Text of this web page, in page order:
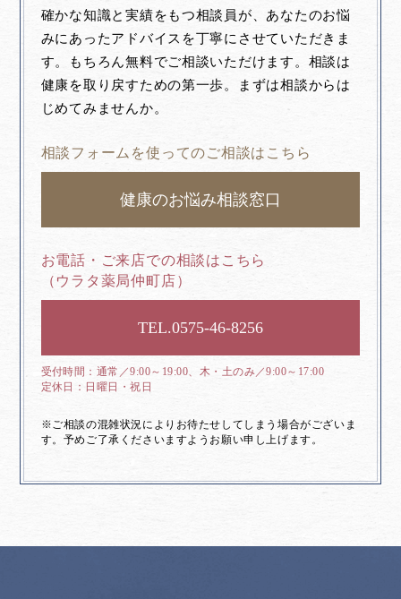
確かな知識と実績をもつ相談員が、あなたのお悩
みにあったアドバイスを丁寧にさせていただきま
す。もちろん無料でご相談いただけます。相談は
健康を取り戻すための第一歩。まずは相談からは
じめてみませんか。
相談フォームを使ってのご相談はこちら
健康のお悩み相談窓口
お電話・ご来店での相談はこちら
（ウラタ薬局仲町店）
0575-46-8256
通常／9:00～19:00、木・土のみ／9:00～17:00
日曜日・祝日
※ご相談の混雑状況によりお待たせしてしまう場合がございま
す。予めご了承くださいますようお願い申し上げます。